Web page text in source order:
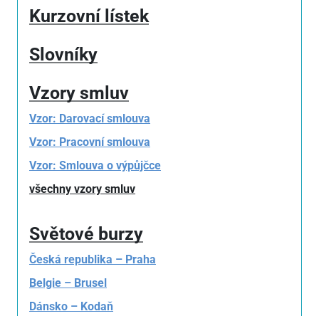
Kurzovní lístek
Slovníky
Vzory smluv
Vzor: Darovací smlouva
Vzor: Pracovní smlouva
Vzor: Smlouva o výpůjčce
všechny vzory smluv
Světové burzy
Česká republika – Praha
Belgie – Brusel
Dánsko – Kodaň